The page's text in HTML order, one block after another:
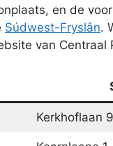
en de
Súdwest-Fryslân.
van Centraal
Kerkhoflaan 9